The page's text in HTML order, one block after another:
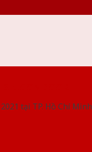
tại TP. Hồ Chí Minh